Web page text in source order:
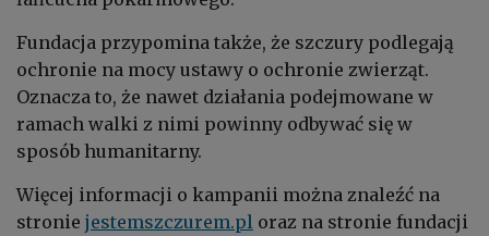
Fundacja przypomina także, że szczury podlegają
ochronie na mocy ustawy o ochronie zwierząt.
Oznacza to, że nawet działania podejmowane w
ramach walki z nimi powinny odbywać się w
sposób humanitarny.
Więcej informacji o kampanii można znaleźć na
stronie jestemszczurem.pl oraz na stronie fundacji